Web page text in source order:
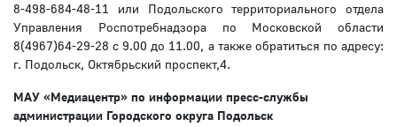
8-498-684-48-11 или Подольского территориального отдела
Управления Роспотребнадзора по Московской области
8(4967)64-29-28 с 9.00 до 11.00, а также обратиться по адресу:
г. Подольск, Октябрьский проспект,4.
МАУ «Медиацентр» по информации пресс-службы
администрации Городского округа Подольск